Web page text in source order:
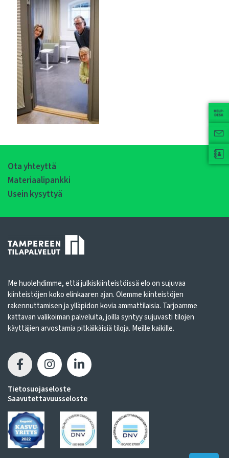
Ota yhteyttä
Materiaalipankki
Usein kysyttyä
Me huolehdimme, että julkiskiinteistöissä elo on sujuvaa
kiinteistöjen koko elinkaaren ajan. Olemme kiinteistöjen
rakennuttamisen ja ylläpidon kovia ammattilaisia. Tarjoamme
kattavan valikoiman palveluita, joilla syntyy sujuvasti tilojen
käyttäjien arvostamia pitkäikäisiä tiloja. Meille kaikille.
Tietosuojaseloste
Saavutettavuusseloste